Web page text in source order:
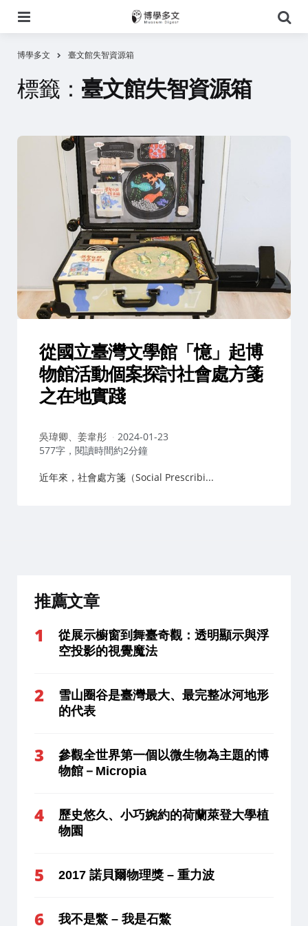
尋
博學多文 臺文館失智資源箱
標籤： 臺文館失智資源箱
從國立臺灣文學館「憶」起博
物館活動個案探討社會處方箋
之在地實踐
作
者：
吳瑋卿、姜韋彤
2024-01-23
577字，閱讀時間約2分鐘
近年來，社會處方箋（Social Prescribi...
推薦文章
從展示櫥窗到舞臺奇觀：透明顯示與浮
空投影的視覺魔法
雪山圈谷是臺灣最大、最完整冰河地形
的代表
參觀全世界第一個以微生物為主題的博
物館－Micropia
歷史悠久、小巧婉約的荷蘭萊登大學植
物園
2017 諾貝爾物理獎 – 重力波
我不是鱉 – 我是石鱉